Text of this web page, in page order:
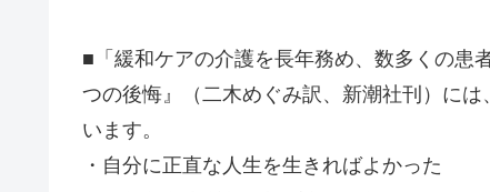
■「緩和ケアの介護を長年務め、数多くの患
つの後悔』（二木めぐみ訳、新潮社刊）に
います。
・自分に正直な人生を生きればよかった